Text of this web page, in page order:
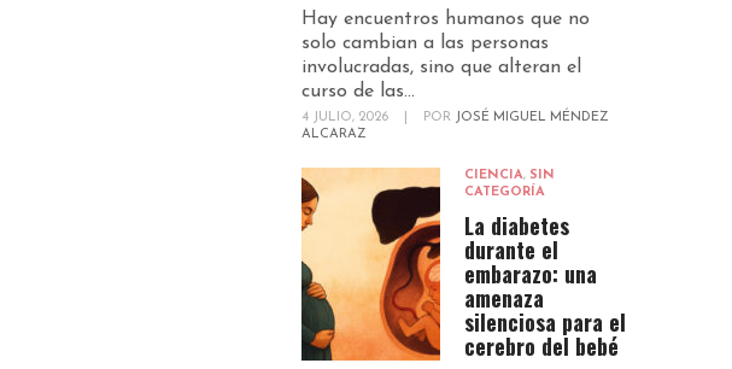
Hay encuentros humanos que no
solo cambian a las personas
involucradas, sino que alteran el
curso de las...
4 JULIO, 2026 POR
JOSÉ MIGUEL MÉNDEZ
ALCARAZ
CIENCIA, SIN
CATEGORÍA
La diabetes
durante el
embarazo: una
amenaza
silenciosa para el
cerebro del bebé